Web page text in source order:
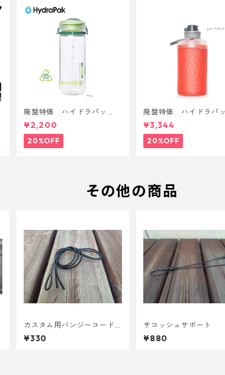
廃盤特価 ハイドラパッ
ク リーコン ツイスト＆シ
ップ 500ml
¥2,200
20%OFF
廃盤特価 ハイドラパッ
ク フラックス 750ml
¥3,344
20%OFF
その他の商品
カスタム用バンジーコード
交換ショックコード
¥330
サコッシュサポート
¥880